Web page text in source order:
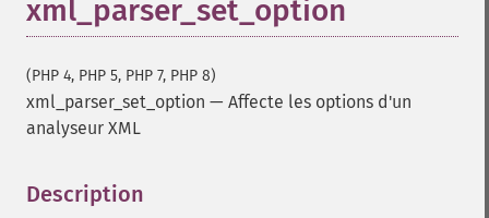
xml_parser_set_option
(PHP 4, PHP 5, PHP 7, PHP 8)
xml_parser_set_option — Affecte les options d'un
analyseur XML
Description